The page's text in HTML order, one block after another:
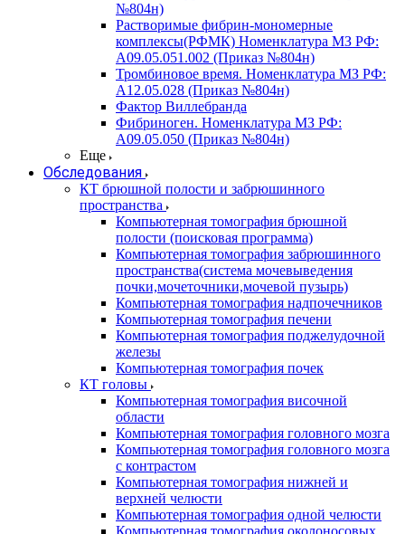
№804н)
Растворимые фибрин-мономерные
комплексы(РФМК) Номенклатура МЗ РФ:
A09.05.051.002 (Приказ №804н)
Тромбиновое время. Номенклатура МЗ РФ:
A12.05.028 (Приказ №804н)
Фактор Виллебранда
Фибриноген. Номенклатура МЗ РФ:
A09.05.050 (Приказ №804н)
Еще
Обследования
КТ брюшной полости и забрюшинного
пространства
Компьютерная томография брюшной
полости (поисковая программа)
Компьютерная томография забрюшинного
пространства(система мочевыведения
почки,мочеточники,мочевой пузырь)
Компьютерная томография надпочечников
Компьютерная томография печени
Компьютерная томография поджелудочной
железы
Компьютерная томография почек
КТ головы
Компьютерная томография височной
области
Компьютерная томография головного мозга
Компьютерная томография головного мозга
с контрастом
Компьютерная томография нижней и
верхней челюсти
Компьютерная томография одной челюсти
Компьютерная томография околоносовых